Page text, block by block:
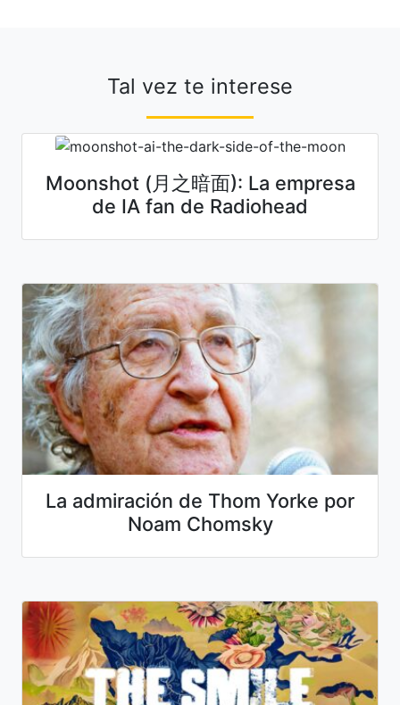
Tal vez te interese
Moonshot (月之暗面): La empresa
de IA fan de Radiohead
La admiración de Thom Yorke por
Noam Chomsky